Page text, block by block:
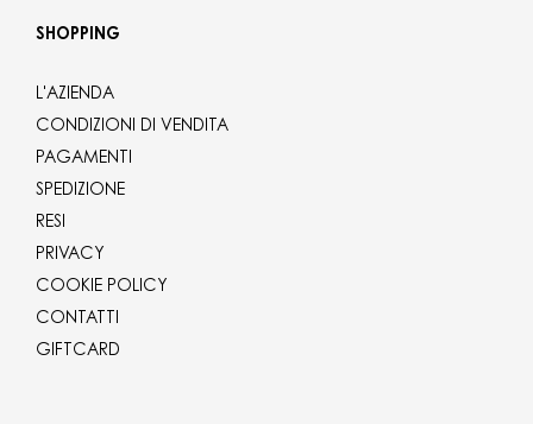
SHOPPING
L'AZIENDA
CONDIZIONI DI VENDITA
PAGAMENTI
SPEDIZIONE
RESI
PRIVACY
COOKIE POLICY
CONTATTI
GIFTCARD